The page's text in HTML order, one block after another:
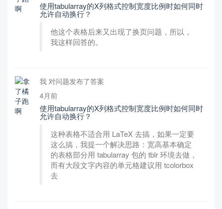
使用tabularray的X列格式控制宽度比例时如何同时
允许自动换行？
他这个表格后来又出现了换页问题，所以，
我这样回答的。
我 对问题发布了答案
4月前
使用tabularray的X列格式控制宽度比例时如何同时
允许自动换行？
这种表格不适合用 LaTeX 去搞，如果一定要
这么搞，我提一个解决思路：宽高基本确定
的表格部分用 tabularray 包的 tblr 环境去做，
而有大段文字内容的单元格建议用 tcolorbox
去